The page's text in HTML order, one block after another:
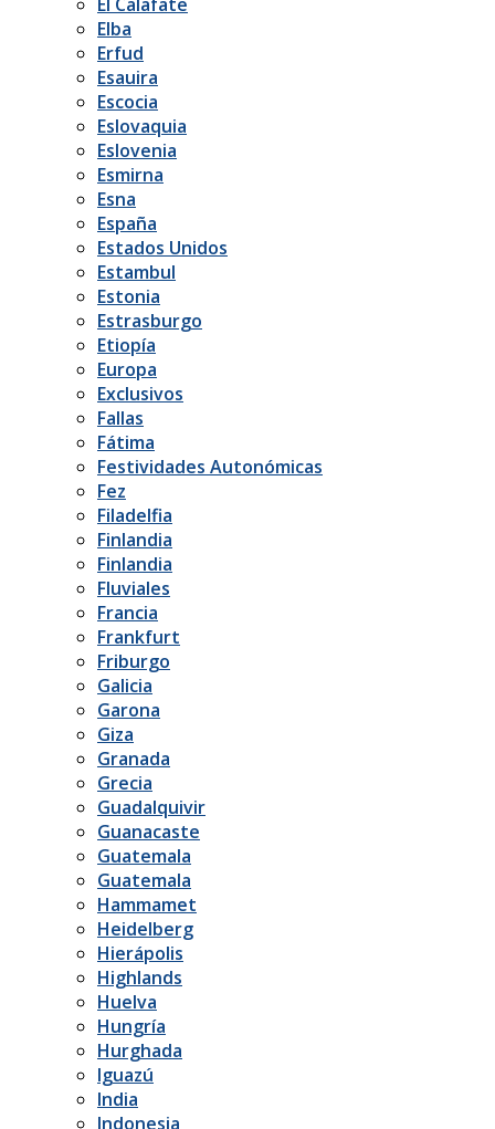
Elba
Erfud
Esauira
Escocia
Eslovaquia
Eslovenia
Esmirna
Esna
España
Estados Unidos
Estambul
Estonia
Estrasburgo
Etiopía
Europa
Exclusivos
Fallas
Fátima
Festividades Autonómicas
Fez
Filadelfia
Finlandia
Finlandia
Fluviales
Francia
Frankfurt
Friburgo
Galicia
Garona
Giza
Granada
Grecia
Guadalquivir
Guanacaste
Guatemala
Guatemala
Hammamet
Heidelberg
Hierápolis
Highlands
Huelva
Hungría
Hurghada
Iguazú
India
Indonesia